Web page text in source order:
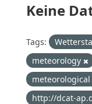
Keine
Tags:
meteorology
http://dcat-